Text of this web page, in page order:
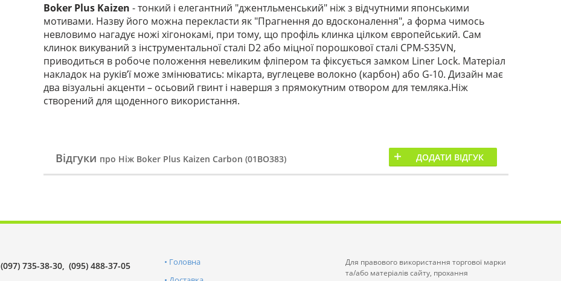
Boker Plus Kaizen - тонкий і елегантний "джентльменський" ніж з відчутними японськими
мотивами. Назву його можна перекласти як "Прагнення до вдосконалення", а форма чимось
невловимо нагадує ножі хігонокамі, при тому, що профіль клинка цілком європейський. Сам
клинок викуваний з інструментальної сталі D2 або міцної порошкової сталі CPM-S35VN,
приводиться в робоче положення невеликим фліпером та фіксується замком Liner Lock. Матеріал
накладок на руків’ї може змінюватись: мікарта, вуглецеве волокно (карбон) або G-10. Дизайн має
два візуальні акценти – осьовий гвинт і навершя з прямокутним отвором для темляка.Ніж
створений для щоденного використання.
ДОДАТИ ВІДГУК
Відгуки про Ніж Boker Plus Kaizen Carbon (01BO383)
(097) 735-38-30 (095) 488-37-05
Головна
Для правового використання торгової марки
та/або матеріалів сайту, прохання